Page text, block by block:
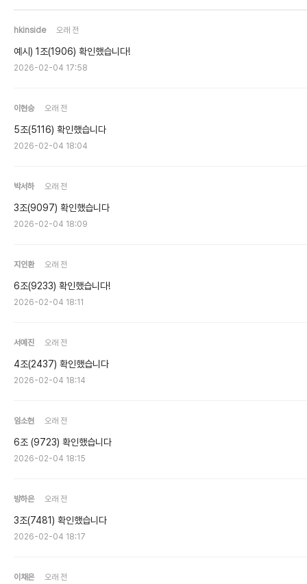
hkinside 오래 전
예시) 1조(1906) 확인했습니다!
2026-02-04 17:58
이현승 오래 전
5조(5116) 확인했습니다
2026-02-04 18:04
박서하 오래 전
3조(9097) 확인했습니다
2026-02-04 18:09
지인환 오래 전
6조(9233) 확인했습니다!
2026-02-04 18:11
서예진 오래 전
4조(2437) 확인했습니다
2026-02-04 18:14
임소현 오래 전
6조 (9723) 확인했습니다
2026-02-04 18:15
방하은 오래 전
3조(7481) 확인했습니다
2026-02-04 18:17
이채은 오래 전